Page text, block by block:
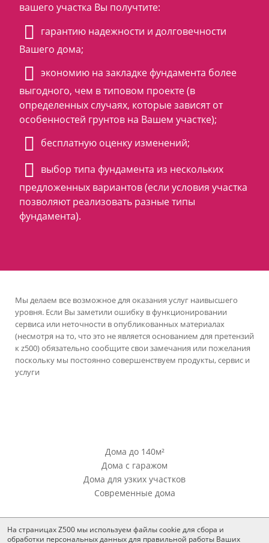
вашего участка Вы получтите:
гарантию надежности и долговечности
Вашего дома;
экономию на закладке фундамента более
выгодного, чем в типовом проекте (в
определенных случаях, которые зависят от
особенностей грунтов на Вашем участке);
бесплатную оценку изменений;
выбор типа фундамента из нескольких
предложенных вариантов (если условия участка
позволяют реализовать разные типы
фундамента).
Мы делаем все возможное для оказания услуг наивысшего
уровня. Если Вы заметили ошибку в функционировании
сервиса или неточности в опубликованных материалах
(несмотря на то, что это не является основанием для претензий
к z500) обязательно сообщите свои замечания или пожелания
поскольку мы постоянно совершенствуем продукты, сервис и
услуги
Дома до 140м²
Дома с гаражом
Дома для узких участков
Современные дома
Проекты Z500
Проекты домов из кирпича
На страницах Z500 мы используем файлы cookie для сбора и
обработки персональных данных для правильной работы Ваших